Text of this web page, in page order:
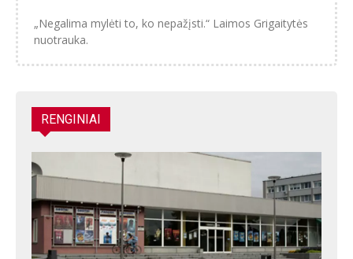
„Negalima mylėti to, ko nepažįsti.“ Laimos Grigaitytės
nuotrauka.
RENGINIAI